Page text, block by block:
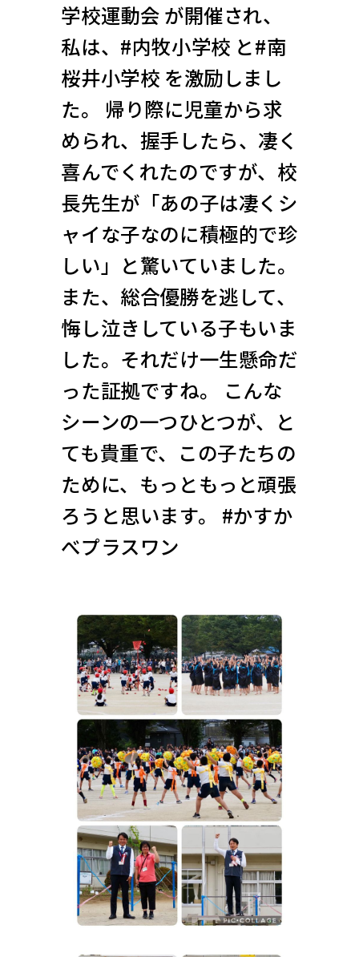
学校運動会 が開催され、
私は、#内牧小学校 と#南
桜井小学校 を激励しまし
た。 帰り際に児童から求
められ、握手したら、凄く
喜んでくれたのですが、校
長先生が「あの子は凄くシ
ャイな子なのに積極的で珍
しい」と驚いていました。
また、総合優勝を逃して、
悔し泣きしている子もいま
した。それだけ一生懸命だ
った証拠ですね。 こんな
シーンの一つひとつが、と
ても貴重で、この子たちの
ために、もっともっと頑張
ろうと思います。 #かすか
べプラスワン